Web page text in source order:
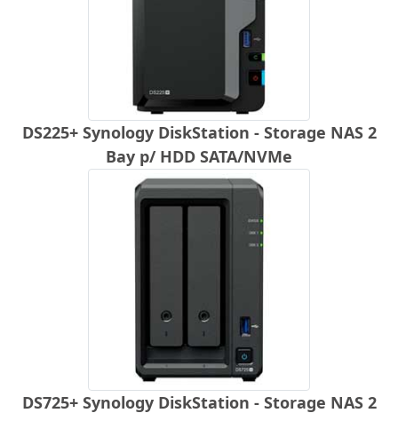
DS225+ Synology DiskStation - Storage NAS 2
Bay p/ HDD SATA/NVMe
DS725+ Synology DiskStation - Storage NAS 2